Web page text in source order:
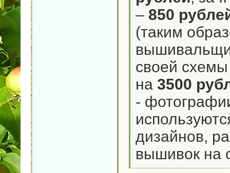
– 850
(таким
своей
на 3500
-
дизайнов,
вышивок на